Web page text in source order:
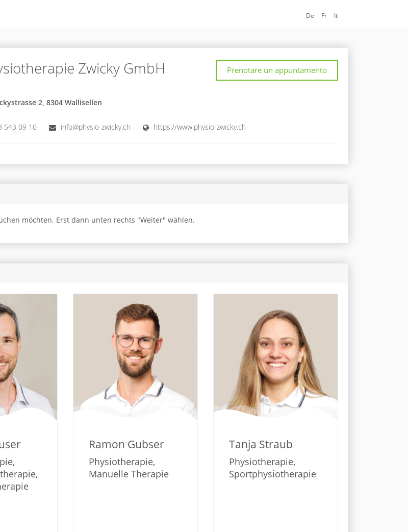
De Fr It
Zwicky GmbH Prenotare un appuntamento
2, 8304 Wallisellen
543 09 10 info@physio-zwicky.ch https://www.physio-zwicky.ch
möchten. Erst dann unten rechts "Weiter" wählen.
Ramon Gubser
Physiotherapie,
Manuelle Therapie
Tanja Straub
Physiotherapie,
Sportphysiotherapie